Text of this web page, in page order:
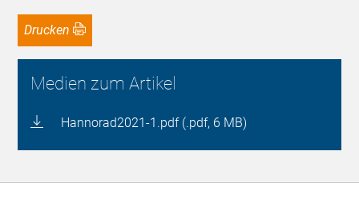
Drucken
Medien zum Artikel
Hannorad2021-1.pdf (.pdf, 6 MB)